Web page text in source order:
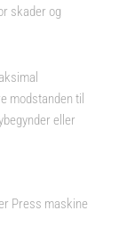
skader og
modstanden til
eller
Press maskine